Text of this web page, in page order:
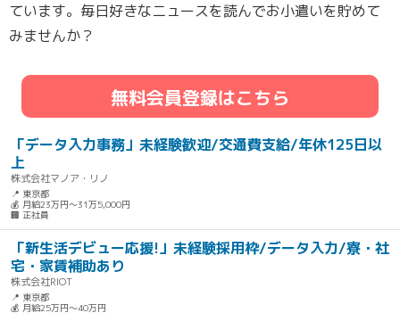
ています。毎日好きなニュースを読んでお小遣いを貯めて
みませんか？
無料会員登録はこちら
「データ入力事務」未経験歓迎/交通費支給/年休125日以
上
株式会社マノア・リノ
📍 東京都
💰 月給23万円～31万5,000円
🏢 正社員
「新生活デビュー応援!」未経験採用枠/データ入力/寮・社
宅・家賃補助あり
株式会社RIOT
📍 東京都
💰 月給25万円～40万円